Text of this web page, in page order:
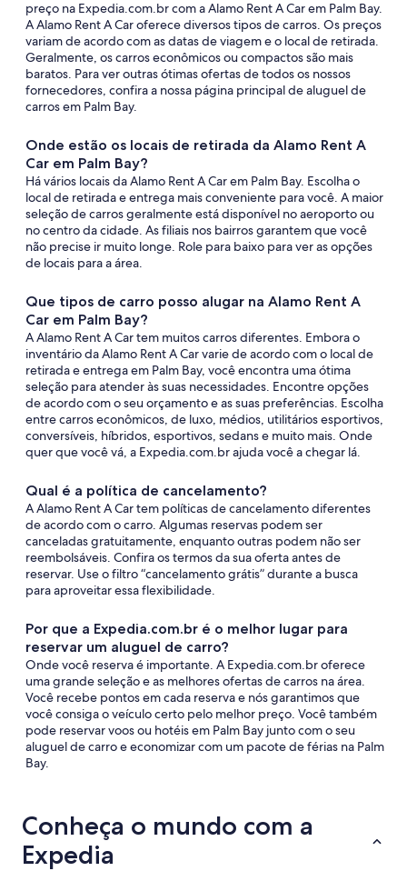
preço na Expedia.com.br com a Alamo Rent A Car em Palm Bay.
A Alamo Rent A Car oferece diversos tipos de carros. Os preços
variam de acordo com as datas de viagem e o local de retirada.
Geralmente, os carros econômicos ou compactos são mais
baratos. Para ver outras ótimas ofertas de todos os nossos
fornecedores, confira a nossa página principal de aluguel de
carros em Palm Bay.
Onde estão os locais de retirada da Alamo Rent A
Car em Palm Bay?
Há vários locais da Alamo Rent A Car em Palm Bay. Escolha o
local de retirada e entrega mais conveniente para você. A maior
seleção de carros geralmente está disponível no aeroporto ou
no centro da cidade. As filiais nos bairros garantem que você
não precise ir muito longe. Role para baixo para ver as opções
de locais para a área.
Que tipos de carro posso alugar na Alamo Rent A
Car em Palm Bay?
A Alamo Rent A Car tem muitos carros diferentes. Embora o
inventário da Alamo Rent A Car varie de acordo com o local de
retirada e entrega em Palm Bay, você encontra uma ótima
seleção para atender às suas necessidades. Encontre opções
de acordo com o seu orçamento e as suas preferências. Escolha
entre carros econômicos, de luxo, médios, utilitários esportivos,
conversíveis, híbridos, esportivos, sedans e muito mais. Onde
quer que você vá, a Expedia.com.br ajuda você a chegar lá.
Qual é a política de cancelamento?
A Alamo Rent A Car tem políticas de cancelamento diferentes
de acordo com o carro. Algumas reservas podem ser
canceladas gratuitamente, enquanto outras podem não ser
reembolsáveis. Confira os termos da sua oferta antes de
reservar. Use o filtro “cancelamento grátis” durante a busca
para aproveitar essa flexibilidade.
Por que a Expedia.com.br é o melhor lugar para
reservar um aluguel de carro?
Onde você reserva é importante. A Expedia.com.br oferece
uma grande seleção e as melhores ofertas de carros na área.
Você recebe pontos em cada reserva e nós garantimos que
você consiga o veículo certo pelo melhor preço. Você também
pode reservar voos ou hotéis em Palm Bay junto com o seu
aluguel de carro e economizar com um pacote de férias na Palm
Bay.
Conheça o mundo com a
Expedia